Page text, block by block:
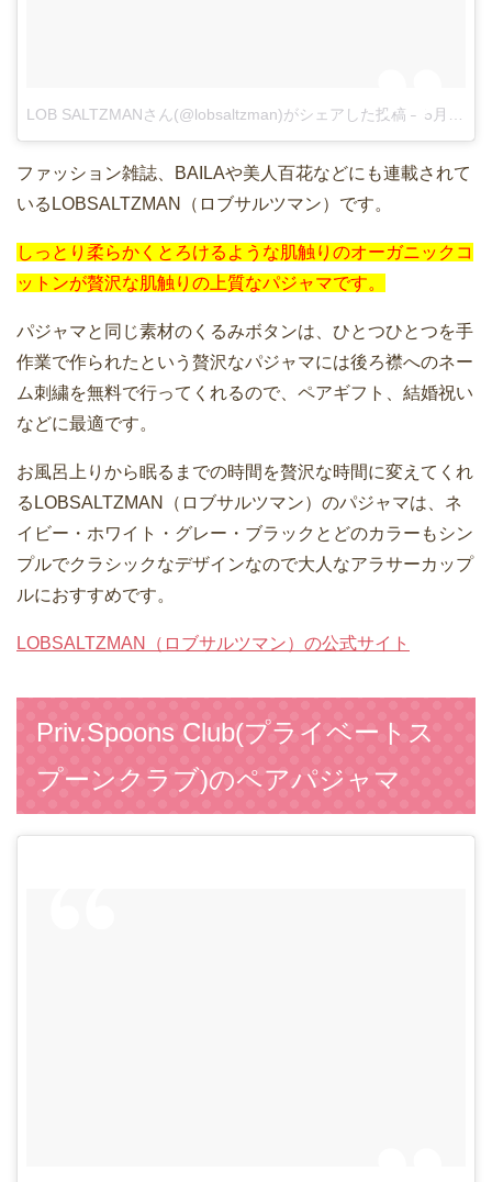
LOB SALTZMANさん(@lobsaltzman)がシェアした投稿 – 5月 5, 2016 at 12:20午前 PDT
ファッション雑誌、BAILAや美人百花などにも連載されて
いるLOBSALTZMAN（ロブサルツマン）です。
しっとり柔らかくとろけるような肌触りのオーガニックコ
ットンが贅沢な肌触りの上質なパジャマです。
パジャマと同じ素材のくるみボタンは、ひとつひとつを手
作業で作られたという贅沢なパジャマには後ろ襟へのネー
ム刺繍を無料で行ってくれるので、ペアギフト、結婚祝い
などに最適です。
お風呂上りから眠るまでの時間を贅沢な時間に変えてくれ
るLOBSALTZMAN（ロブサルツマン）のパジャマは、ネ
イビー・ホワイト・グレー・ブラックとどのカラーもシン
プルでクラシックなデザインなので大人なアラサーカップ
ルにおすすめです。
LOBSALTZMAN（ロブサルツマン）の公式サイト
Priv.Spoons Club(プライベートス
プーンクラブ)のペアパジャマ